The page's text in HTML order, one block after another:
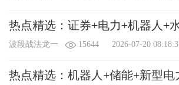
可用金币：
热点精选：证券+电力+机器人+
波段战法龙一 15644 2026-07-20
热点精选：机器人+储能+新型电